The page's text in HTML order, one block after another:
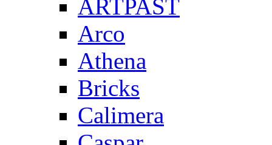
ARTPAST
Arco
Athena
Bricks
Calimera